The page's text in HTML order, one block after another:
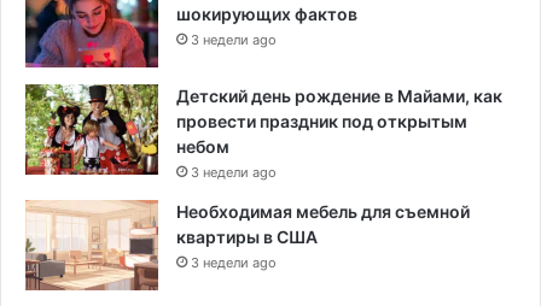
шокирующих фактов
3 недели ago
Детский день рождение в Майами, как
провести праздник под открытым
небом
3 недели ago
Необходимая мебель для съемной
квартиры в США
3 недели ago